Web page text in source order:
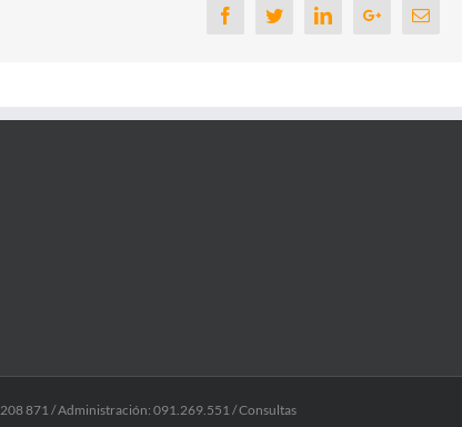
FacebookTwitterLinkedinGoogle+Email
871 / Administración: 091.269.551 / Consultas